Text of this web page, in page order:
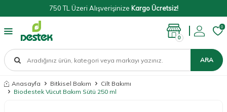
750 TL Üzeri Alışverişinize Kargo Ücretsiz!
ARA
0
0
Anasayfa Bitkisel Bakım
Cilt Bakımı
Biodestek Vücut Bakım Sütü 250 ml